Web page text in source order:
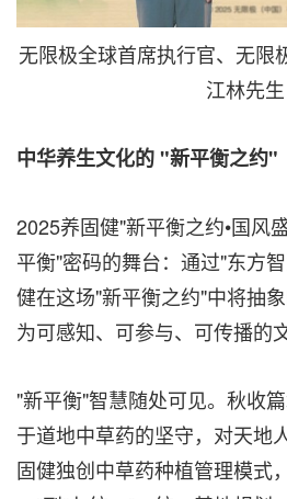
无限极全球首席执行官、无限
江林先生
中华养生文化的 "新平衡之约"
2025养固健"新平衡之约•国风
平衡"密码的舞台：通过"东方
健在这场"新平衡之约"中将抽
为可感知、可参与、可传播的
"新平衡"智慧随处可见。秋收
于道地中草药的坚守，对天地
固健独创中草药种植管理模式